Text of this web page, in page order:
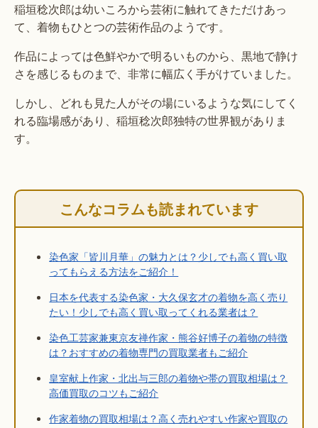
稲垣稔次郎は幼いころから芸術に触れてきただけあっ
て、着物もひとつの芸術作品のようです。
作品によっては色鮮やかで明るいものから、黒地で静け
さを感じるものまで、非常に幅広く手がけていました。
しかし、どれも見た人がその場にいるような気にしてく
れる臨場感があり、稲垣稔次郎独特の世界観がありま
す。
こんなコラムも読まれています
染色家「皆川月華」の魅力とは？少しでも高く買い取
ってもらえる方法をご紹介！
日本を代表する染色家・大久保玄才の着物を高く売り
たい！少しでも高く買い取ってくれる業者は？
染色工芸家兼東京友禅作家・熊谷好博子の着物の特徴
は？おすすめの着物専門の買取業者もご紹介
皇室献上作家・北出与三郎の着物や帯の買取相場は？
高価買取のコツもご紹介
作家着物の買取相場は？高く売れやすい作家や買取の